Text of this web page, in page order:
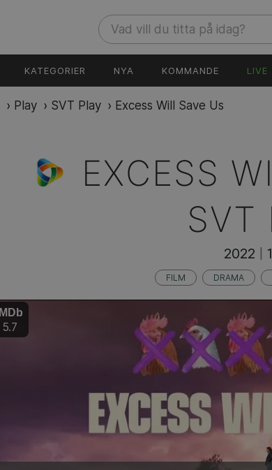
KATEGORIER NYA KOMMANDE LIVE
› Play › SVT Play › Excess Will Save Us
EXCESS
SVT
2022
FILM DRAMA
IMDb
5.7